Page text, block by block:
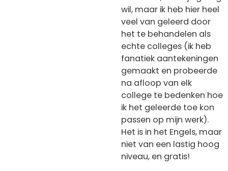
wil, maar ik heb hier heel
veel van geleerd door
het te behandelen als
echte colleges (ik heb
fanatiek aantekeningen
gemaakt en probeerde
na afloop van elk
college te bedenken hoe
ik het geleerde toe kon
passen op mijn werk).
Het is in het Engels, maar
niet van een lastig hoog
niveau, en gratis!